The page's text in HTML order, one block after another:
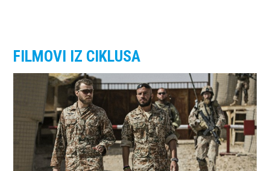
FILMOVI IZ CIKLUSA